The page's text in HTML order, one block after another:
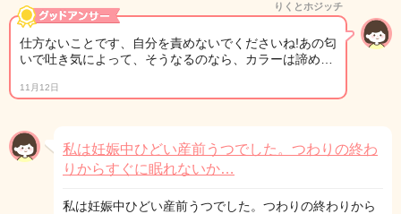
りくとホジッチ
仕方ないことです、自分を責めないでくださいね!あの匂
いで吐き気によって、そうなるのなら、カラーは諦め…
11月12日
私は妊娠中ひどい産前うつでした。つわりの終わ
りからすぐに眠れないか…
私は妊娠中ひどい産前うつでした。つわりの終わりから